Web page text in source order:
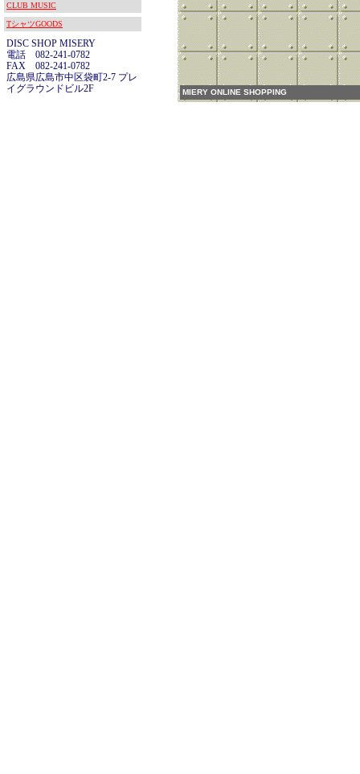
CLUB MUSIC
TシャツGOODS
DISC SHOP MISERY
電話 082-241-0782
FAX 082-241-0782
広島県広島市中区袋町2-7 プレ
イグラウンドビル2F
MIERY ONLINE SHOPPING